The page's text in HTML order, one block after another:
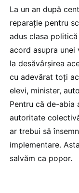
La un an după
reparație pentru
adus clasa
acord asupra unei
la desăvârșirea
cu adevărat toți
elevi, minister,
Pentru că de-abia
autoritate
ar trebui să
implementare.
salvăm ca popor.